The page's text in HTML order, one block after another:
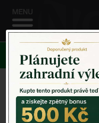
Venkovský domov
svíčka